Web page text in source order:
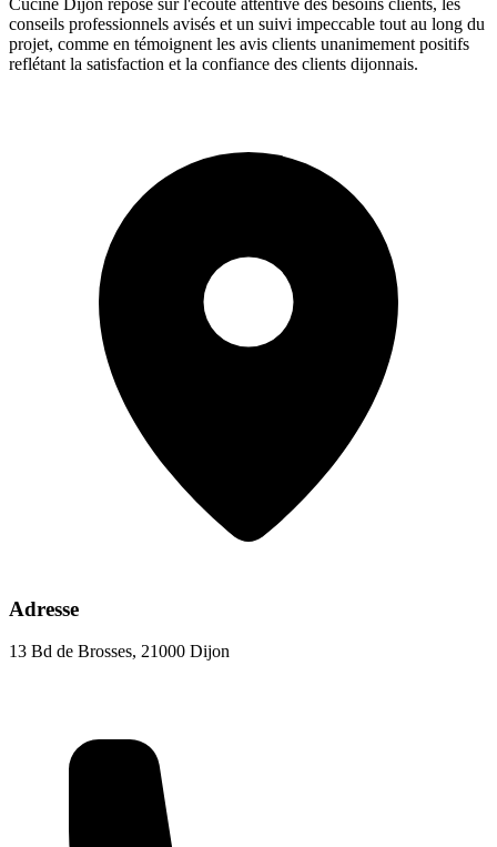
conseils professionnels avisés et un suivi impeccable tout au long du
projet, comme en témoignent les avis clients unanimement positifs
reflétant la satisfaction et la confiance des clients dijonnais.
Adresse
13 Bd de Brosses, 21000 Dijon